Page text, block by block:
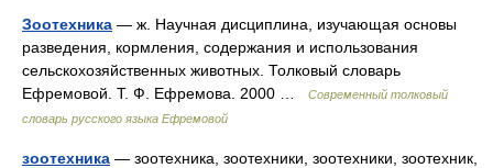
Зоотехника — ж. Научная дисциплина, изучающая основы
разведения, кормления, содержания и использования
сельскохозяйственных животных. Толковый словарь
Ефремовой. Т. Ф. Ефремова. 2000 …
Современный толковый
словарь русского языка Ефремовой
зоотехника — зоотехника, зоотехники, зоотехники, зоотехник,